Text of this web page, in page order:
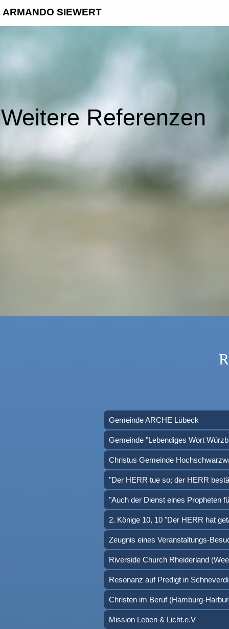
ARMANDO SIEWERT
Weitere Referenzen
Mission Leben & Licht.e.V
Christen im Beruf (Hamburg-
Resonanz auf Predigt in
Riverside Church Rheiderland
Zeugnis eines Veranstaltungs-
2. Könige 10, 10 "Der HERR hat
"Auch der Dienst eines Propheten
"Der HERR tue so; der HERR
Christus Gemeinde
Gemeinde "Lebendiges Wort
Gemeinde ARCHE Lübeck